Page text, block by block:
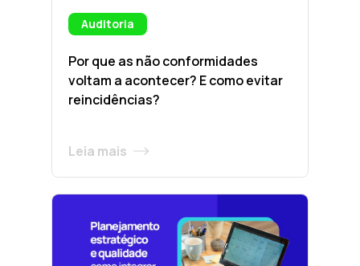
Auditoria
Por que as não conformidades
voltam a acontecer? E como evitar
reincidências?
Leia mais